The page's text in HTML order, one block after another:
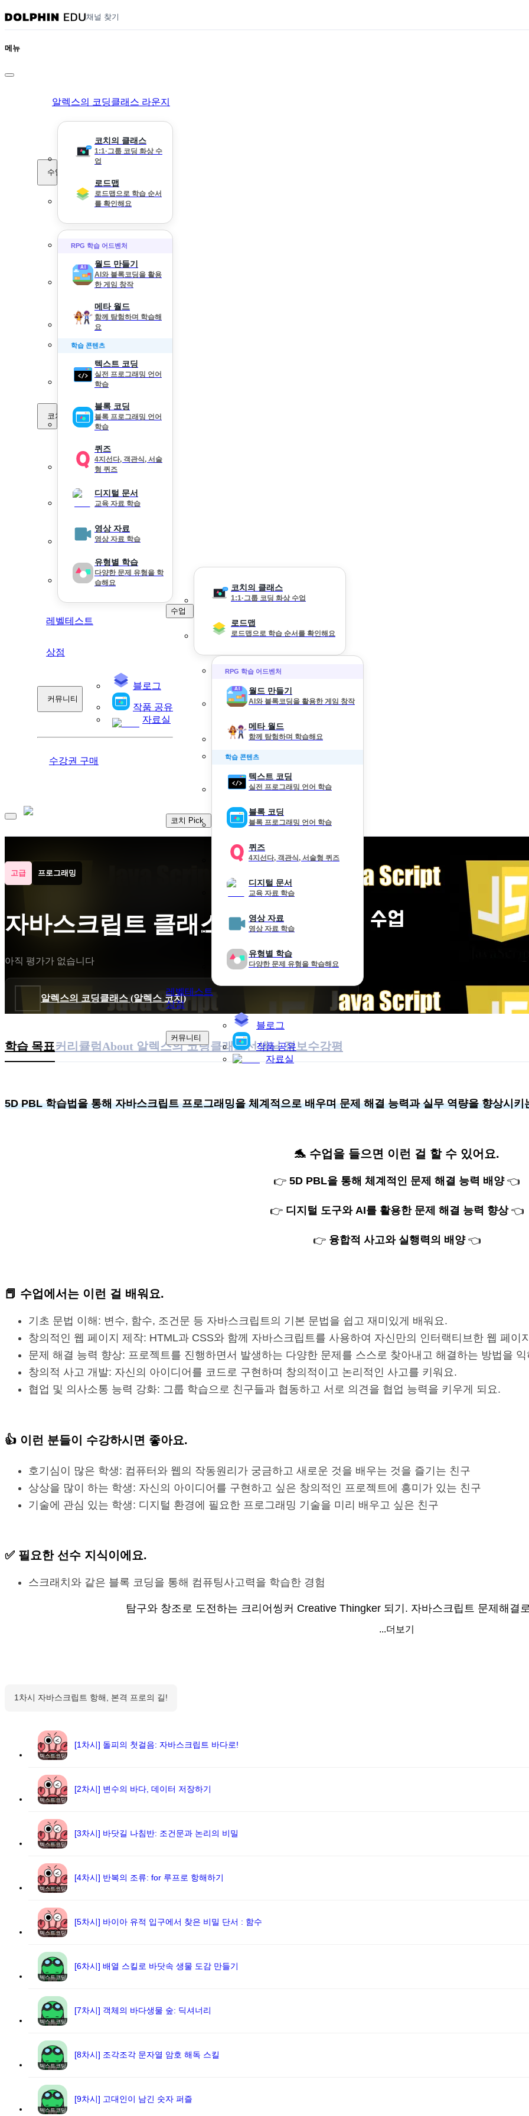
채널 찾기
메뉴
알렉스의 코딩클래스 라운지
수업
코치의 클래스
1:1·그룹 코딩 화상 수
업
로드맵
로드맵으로 학습 순서
를 확인해요
코치 Pick
RPG 학습 어드벤처
월드 만들기
AI와 블록코딩을 활용
한 게임 창작
메타 월드
함께 탐험하며 학습해
요
학습 콘텐츠
텍스트 코딩
실전 프로그래밍 언어
학습
블록 코딩
블록 프로그래밍 언어
학습
퀴즈
4지선다, 객관식, 서술
형 퀴즈
디지털 문서
교육 자료 학습
영상 자료
영상 자료 학습
유형별 학습
다양한 문제 유형을 학
습해요
레벨테스트
상점
커뮤니티
블로그
작품 공유
자료실
수강권 구매
수업
코치의 클래스
1:1·그룹 코딩 화상 수업
로드맵
로드맵으로 학습 순서를 확인해요
코치 Pick
RPG 학습 어드벤처
월드 만들기
AI와 블록코딩을 활용한 게임 창작
메타 월드
함께 탐험하며 학습해요
학습 콘텐츠
텍스트 코딩
실전 프로그래밍 언어 학습
블록 코딩
블록 프로그래밍 언어 학습
퀴즈
4지선다, 객관식, 서술형 퀴즈
디지털 문서
교육 자료 학습
영상 자료
영상 자료 학습
유형별 학습
다양한 문제 유형을 학습해요
레벨테스트
상점
커뮤니티
블로그
작품 공유
자료실
고급 프로그래밍
자바스크립트 클래스 (그룹수업)
아직 평가가 없습니다
알렉스의 코딩클래스 (알렉스 코치)
학습 목표커리큘럼 About 알렉스의 코딩클래스선생님 정보수강평
5D PBL 학습법을 통해 자바스크립트 프로그래밍을 체계적으로 배우며 문제 해결 능력과 실무 역량을 향상시키
🐬 수업을 들으면 이런 걸 할 수 있어요.
👉 5D PBL을 통해 체계적인 문제 해결 능력 배양 👈
👉 디지털 도구와 AI를 활용한 문제 해결 능력 향상 👈
👉 융합적 사고와 실행력의 배양 👈
📕 수업에서는 이런 걸 배워요.
기초 문법 이해: 변수, 함수, 조건문 등 자바스크립트의 기본 문법을 쉽고 재미있게 배워요.
창의적인 웹 페이지 제작: HTML과 CSS와 함께 자바스크립트를 사용하여 자신만의 인터랙티브한 웹 페이
문제 해결 능력 향상: 프로젝트를 진행하면서 발생하는 다양한 문제를 스스로 찾아내고 해결하는 방법을
창의적 사고 개발: 자신의 아이디어를 코드로 구현하며 창의적이고 논리적인 사고를 키워요.
협업 및 의사소통 능력 강화: 그룹 학습으로 친구들과 협동하고 서로 의견을 협업 능력을 키우게 되요.
👍 이런 분들이 수강하시면 좋아요.
호기심이 많은 학생: 컴퓨터와 웹의 작동원리가 궁금하고 새로운 것을 배우는 것을 즐기는 친구
상상을 많이 하는 학생: 자신의 아이디어를 구현하고 싶은 창의적인 프로젝트에 흥미가 있는 친구
기술에 관심 있는 학생: 디지털 환경에 필요한 프로그래밍 기술을 미리 배우고 싶은 친구
✅ 필요한 선수 지식이에요.
스크래치와 같은 블록 코딩을 통해 컴퓨팅사고력을 학습한 경험
탐구와 창조로 도전하는 크리어씽커 Creative Thingker 되기. 자바스크립트 문제해결
...더보기
1차시 자바스크립트 항해, 본격 프로의 길!
텍스트코딩
[1차시] 돌피의 첫걸음: 자바스크립트 바다로!
텍스트코딩
[2차시] 변수의 바다, 데이터 저장하기
텍스트코딩
[3차시] 바닷길 나침반: 조건문과 논리의 비밀
텍스트코딩
[4차시] 반복의 조류: for 루프로 항해하기
텍스트코딩
[5차시] 바이아 유적 입구에서 찾은 비밀 단서 : 함수
텍스트코딩
[6차시] 배열 스킬로 바닷속 생물 도감 만들기
텍스트코딩
[7차시] 객체의 바다생물 숲: 딕셔너리
텍스트코딩
[8차시] 조각조각 문자열 암호 해독 스킬
텍스트코딩
[9차시] 고대인이 남긴 숫자 퍼즐